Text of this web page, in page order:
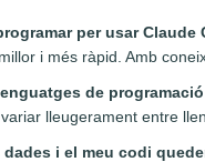
per usar Claude
i més ràpid. Amb
de
lleugerament entre
dades i el meu codi